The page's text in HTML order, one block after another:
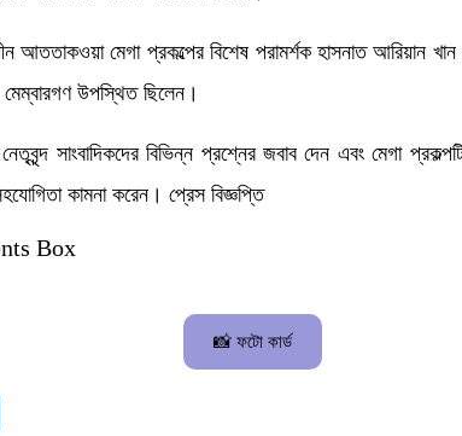
আততাকওয়া মেগা প্রকল্পের বিশেষ পরামর্শক হাসনাত আরিয়ান
মেম্বারগণ উপস্থিত ছিলেন।
সাংবাদিকদের বিভিন্ন প্রশ্নের জবাব দেন এবং মেগা
কামনা করেন। প্রেস বিজ্ঞপ্তি
Box
📸 ফটো কার্ড